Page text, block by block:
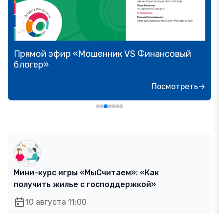
Прямой эфир «Мошенник VS Финансовый
блогер»
Посмотреть→
Мини-курс игры «МыСчитаем»: «Как
получить жилье с господдержкой»
10 августа 11:00